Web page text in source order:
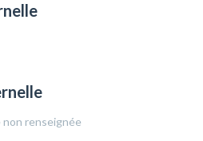
renseignée